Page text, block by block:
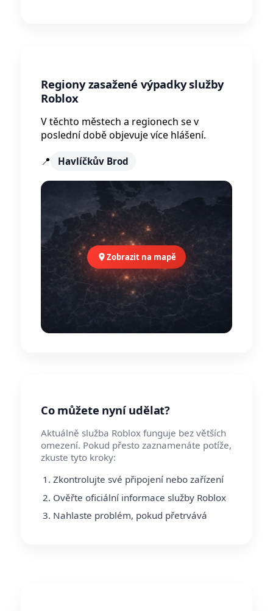
Regiony zasažené výpadky služby
Roblox
V těchto městech a regionech se v
poslední době objevuje více hlášení.
📍
Havlíčkův Brod
Zobrazit na mapě
Co můžete nyní udělat?
Aktuálně služba Roblox funguje bez větších
omezení. Pokud přesto zaznamenáte potíže,
zkuste tyto kroky:
Zkontrolujte své připojení nebo zařízení
Ověřte oficiální informace služby Roblox
Nahlaste problém, pokud přetrvává